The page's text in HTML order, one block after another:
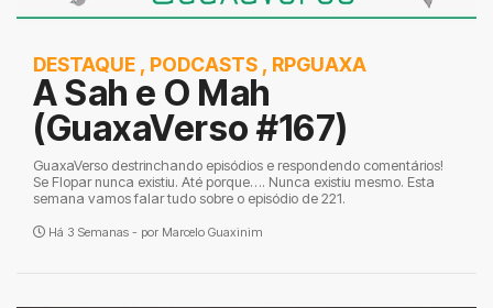
DESTAQUE , PODCASTS , RPGUAXA
A Sah e O Mah
(GuaxaVerso #167)
GuaxaVerso destrinchando episódios e respondendo comentários!
Se Flopar nunca existiu. Até porque…. Nunca existiu mesmo. Esta
semana vamos falar tudo sobre o episódio de 221.
Há 3 Semanas - por Marcelo Guaxinim